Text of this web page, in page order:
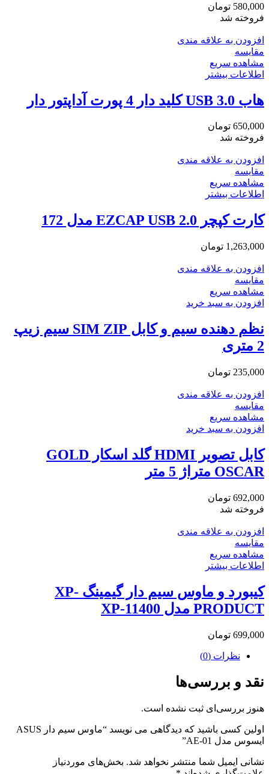
580,000 تومان
فروخته شد
افزودن به علاقه مندی
مقایسه
مشاهده سریع
اطلاعات بیشتر
هاب USB 3.0 کلید دار 4 پورت آداپتور دار
650,000 تومان
فروخته شد
افزودن به علاقه مندی
مقایسه
مشاهده سریع
اطلاعات بیشتر
کارت کپچر EZCAP USB 2.0 مدل 172
1,263,000 تومان
افزودن به علاقه مندی
مقایسه
مشاهده سریع
افزودن به سبد خرید
نظم دهنده سیم و کابل SIM ZIP سیم زیپ
2 متری
235,000 تومان
افزودن به علاقه مندی
مقایسه
مشاهده سریع
افزودن به سبد خرید
کابل تصویر HDMI گلد اسکار GOLD
OSCAR متراژ 5 متر
692,000 تومان
فروخته شد
افزودن به علاقه مندی
مقایسه
مشاهده سریع
اطلاعات بیشتر
کیبورد و ماوس سیم دار گیمینگ XP-
PRODUCT مدل XP-11400
699,000 تومان
نظرات (0)
نقد و بررسی‌ها
هنوز بررسی‌ای ثبت نشده است.
اولین کسی باشید که دیدگاهی می نویسد “ماوس سیم دار ASUS
ایسوس مدل AE-01”
نشانی ایمیل شما منتشر نخواهد شد. بخش‌های موردنیاز